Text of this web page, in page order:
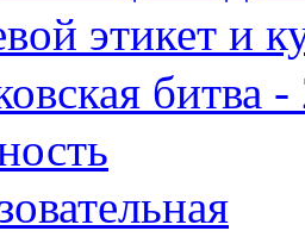
этикет и
битва